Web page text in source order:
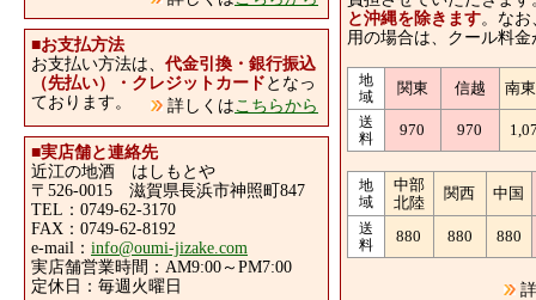
■お支払方法
お支払い方法は、 代金引換・銀行振込
（先払い）・クレジットカード となっ
ております。
詳しくはこちらから
■実店舗と連絡先
近江の地酒 はしもとや
〒526-0015 滋賀県長浜市神照町847
TEL：0749-62-3170
FAX：0749-62-8192
e-mail： info@oumi-jizake.com
実店舗営業時間：AM9:00～PM7:00
定休日：毎週火曜日
と沖縄を除きます。なお
用の場合は、クール料
地
域
関東 信越 南
送
料
970 970
地
域
中部
北陸
関西 中国
送
料
880 880 880